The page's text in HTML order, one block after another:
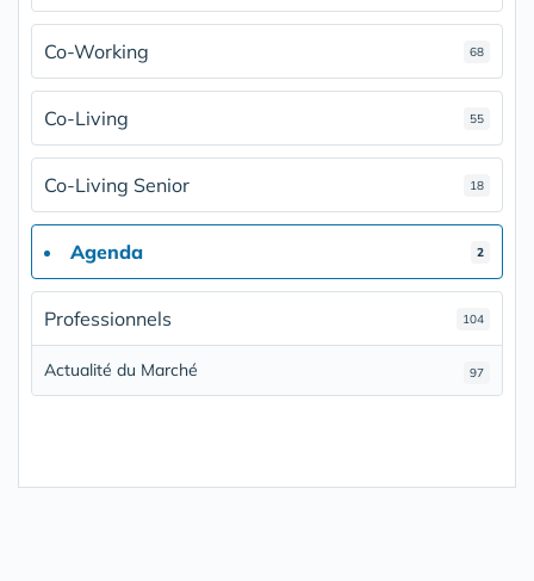
Co-Working 68
Co-Living 55
Co-Living Senior 18
Agenda 2
Professionnels 104
Actualité du Marché 97